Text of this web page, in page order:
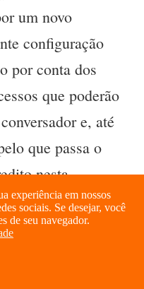
um novo
configuração
por conta dos
que poderão
e, até
que passa o
nesta
mas a depender
para a
ocorram
poderá ser
experiência em nossos
sociais. Se desejar, você
de seu navegador.